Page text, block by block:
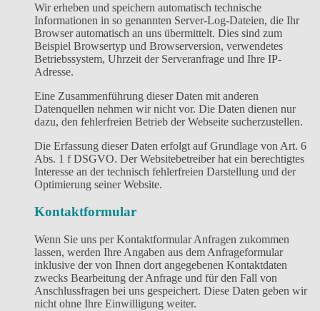
Wir erheben und speichern automatisch technische
Informationen in so genannten Server-Log-Dateien, die Ihr
Browser automatisch an uns übermittelt. Dies sind zum
Beispiel Browsertyp und Browserversion, verwendetes
Betriebssystem, Uhrzeit der Serveranfrage und Ihre IP-
Adresse.
Eine Zusammenführung dieser Daten mit anderen
Datenquellen nehmen wir nicht vor. Die Daten dienen nur
dazu, den fehlerfreien Betrieb der Webseite sucherzustellen.
Die Erfassung dieser Daten erfolgt auf Grundlage von Art. 6
Abs. 1 f DSGVO. Der Websitebetreiber hat ein berechtigtes
Interesse an der technisch fehlerfreien Darstellung und der
Optimierung seiner Website.
Kontaktformular
Wenn Sie uns per Kontaktformular Anfragen zukommen
lassen, werden Ihre Angaben aus dem Anfrageformular
inklusive der von Ihnen dort angegebenen Kontaktdaten
zwecks Bearbeitung der Anfrage und für den Fall von
Anschlussfragen bei uns gespeichert. Diese Daten geben wir
nicht ohne Ihre Einwilligung weiter.